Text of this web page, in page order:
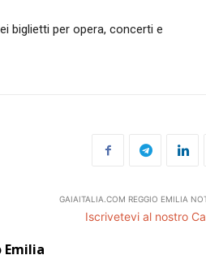
biglietti per opera, concerti e
GAIAITALIA.COM REGGIO EMILIA
Iscrivetevi al nostro
Emilia